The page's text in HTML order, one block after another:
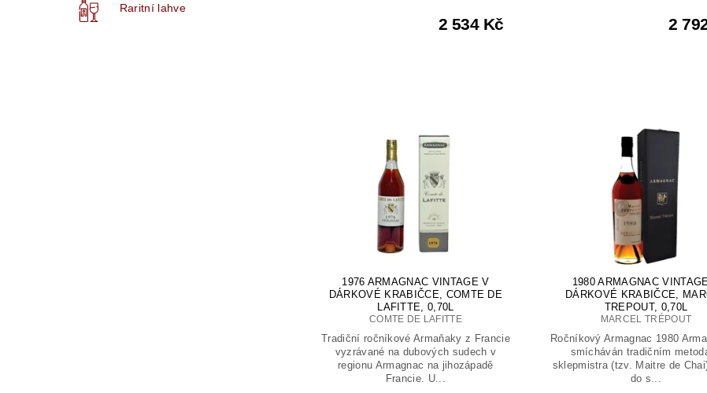
Raritní lahve
2 534 Kč 2
1976 ARMAGNAC VINTAGE V
DÁRKOVÉ KRABIČCE, COMTE DE
LAFITTE, 0,70L
COMTE DE LAFITTE
Tradiční ročníkové Armaňaky z Francie
vyzrávané na dubových sudech v
regionu Armagnac na jihozápadě
Francie. U...
1980 ARMAGNAC
DÁRKOVÉ KRABIČCE,
TREPOUT, 0,70L
MARCEL TRÉPOUT
Ročníkový Armagnac 1980
smícháván tradičním
sklepmistra (tzv. Maitre de
do s...